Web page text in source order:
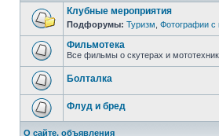
Клубные мероприятия
Подфорумы: Туризм Фотографии с
Фильмотека
Все фильмы о скутерах и
Болталка
Флуд и бред
О сайте, объявления